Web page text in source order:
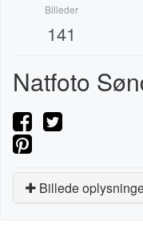
Billeder
141
Natfoto
Billede